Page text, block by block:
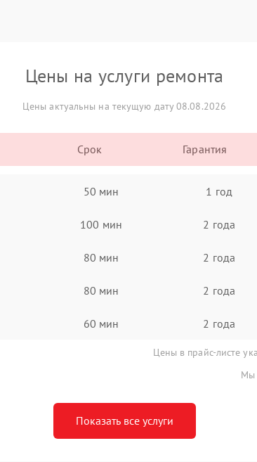
Цены на услуги ремонта
Цены актуальны на текущую дату 08.08.2026
Срок Гарантия
50 мин 1 год
100 мин 2 года
80 мин 2 года
80 мин 2 года
60 мин 2 года
Цены в прайс-листе
Мы
Показать все услуги